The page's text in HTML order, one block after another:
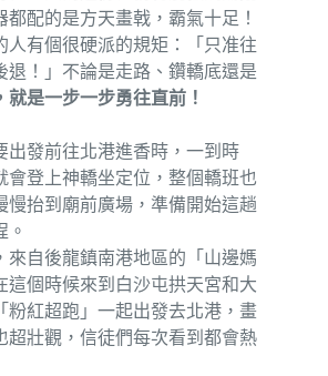
都配的是方天畫戟，霸氣十足！
人有個很硬派的規矩：「只准往
退！」不論是走路、鑽轎底還是
就是一步一步勇往直前！
出發前往北港進香時，一到時
會登上神轎坐定位，整個轎班也
慢抬到廟前廣場，準備開始這趟
。
來自後龍鎮南港地區的「山邊媽
這個時候來到白沙屯拱天宮和大
粉紅超跑」一起出發去北港，畫
超壯觀，信徒們每次看到都會熱